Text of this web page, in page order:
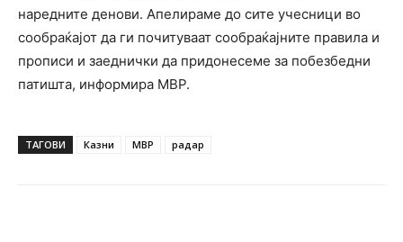
наредните денови. Апелираме до сите учесници во
сообраќајот да ги почитуваат сообраќајните правила и
прописи и заеднички да придонесеме за побезбедни
патишта, информира МВР.
ТАГОВИ Казни МВР радар